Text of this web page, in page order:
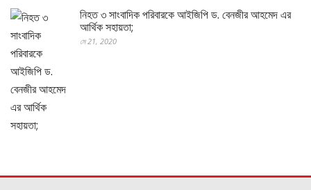
নিহত ৩ সাংবাদিক পরিবারকে আইজিপি ড. বেনজীর আহমেদ এর
আর্থিক সহায়তা;
মে 21, 2020